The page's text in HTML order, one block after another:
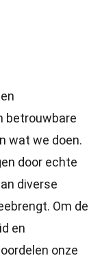
betrouwbare
wat we doen.
door echte
diverse
Om de
en
onze